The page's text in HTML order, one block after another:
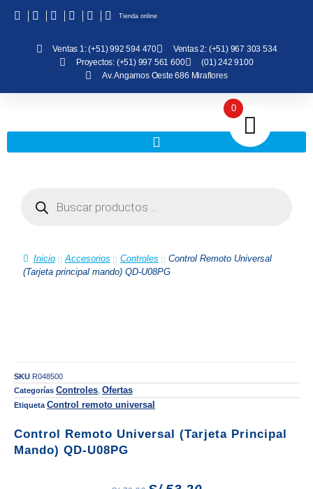
Ventas 1: (+51) 992 594 470
Ventas 2: (+51) 967 303 534
Proyectos: (+51) 997 561 600
(01) 242 9100
Av. Angamos Oeste 686 Miraflores
Tienda online
Inicio Accesorios Controles
Control Remoto Universal
(Tarjeta principal mando) QD-U08PG
SKU R048500
Categorías Controles Ofertas
Etiqueta Control remoto universal
Control Remoto Universal (Tarjeta Principal
Mando) QD-U08PG
0